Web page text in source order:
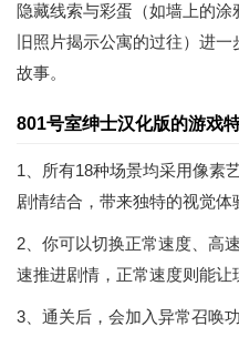
隐藏线索与彩蛋（如墙上的
旧照片揭示公寓的过往）进
故事。
801号室绅士汉化版的游戏
1、所有18种场景均采用像素
剧情结合，带来独特的视觉体
2、你可以切换正常速度、高
速推进剧情，正常速度则能让
3、通关后，会加入异常召唤